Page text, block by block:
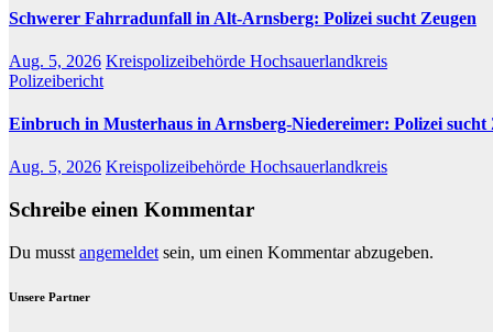
Schwerer Fahrradunfall in Alt-Arnsberg: Polizei sucht Zeugen
Aug. 5, 2026 Kreispolizeibehörde Hochsauerlandkreis
Polizeibericht
Einbruch in Musterhaus in Arnsberg-Niedereimer: Polizei sucht
Aug. 5, 2026 Kreispolizeibehörde Hochsauerlandkreis
Schreibe einen Kommentar
Du musst angemeldet sein, um einen Kommentar abzugeben.
Unsere Partner